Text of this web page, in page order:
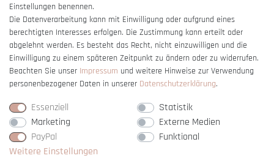
Vertrag widerrufen
Einstellungen benennen.
Die Datenverarbeitung kann mit Einwilligung oder aufgrund eines
berechtigten Interesses erfolgen. Die Zustimmung kann erteilt oder
abgelehnt werden. Es besteht das Recht, nicht einzuwilligen und die
Einwilligung zu einem späteren Zeitpunkt zu ändern oder zu widerrufen.
Beachten Sie unser Impressum und weitere Hinweise zur Verwendung
personenbezogener Daten in unserer Daten­schutz­erklärung.
Essenziell
Statistik
Marketing
Externe Medien
PayPal
Funktional
Weitere Einstellungen